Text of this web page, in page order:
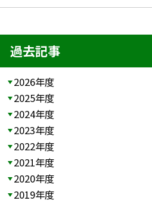
過去記事
2026年度
2025年度
2024年度
2023年度
2022年度
2021年度
2020年度
2019年度